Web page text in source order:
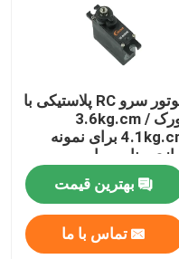
موتور سرو RC پلاستیکی با
تورک 3.6kg.cm /
4.1kg.cm برای نمونه
سازی مناسب است
بهترین قیمت
تماس با ما